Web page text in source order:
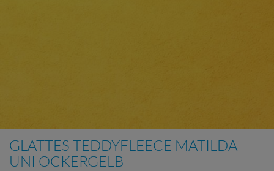
GLATTES TEDDYFLEECE MATILDA -
UNI OCKERGELB